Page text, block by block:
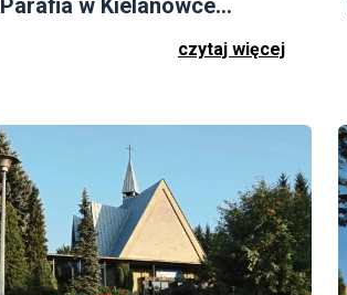
Parafia w Kielanówce...
czytaj więcej